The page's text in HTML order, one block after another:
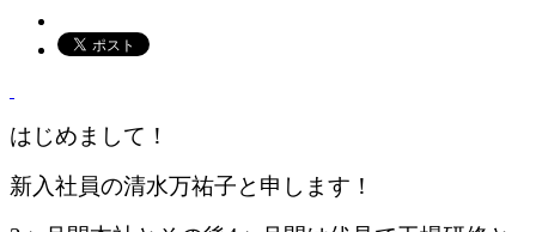
はじめまして！
新入社員の清水万祐子と申します！